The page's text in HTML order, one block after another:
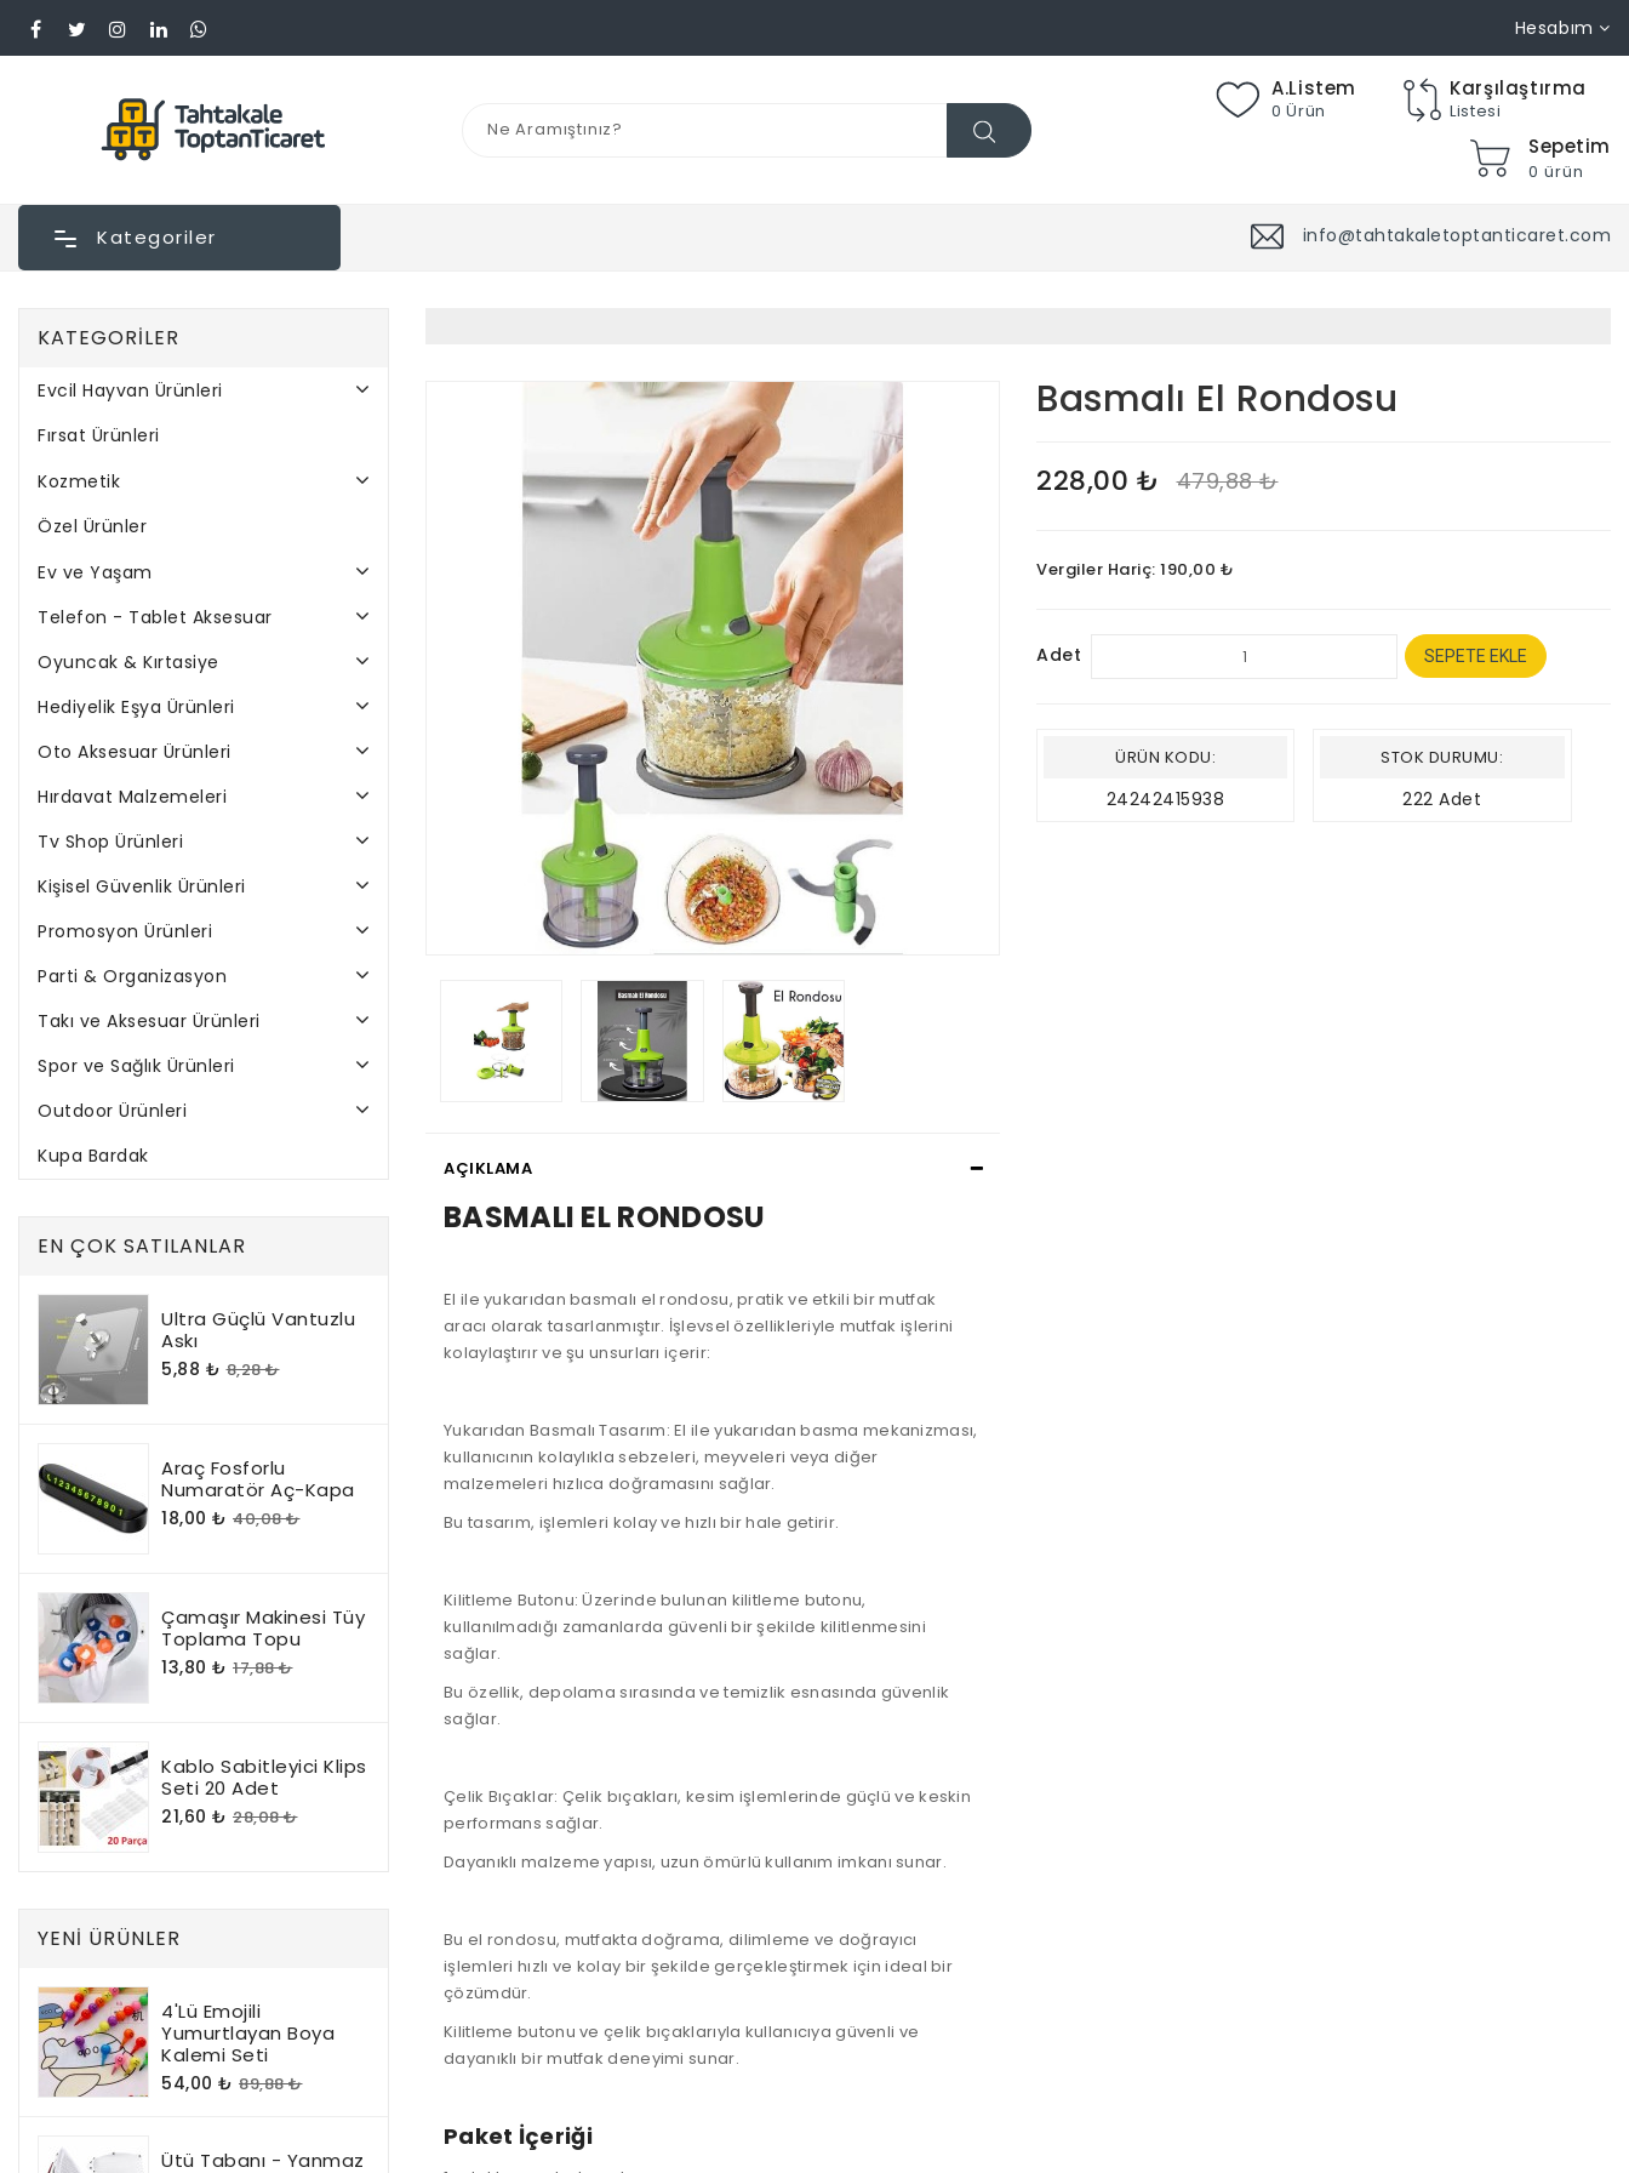
Hesabım
A.Listem
0 Ürün
Karşılaştırma
Listesi
Sepetim
0 ürün
Kategoriler info@tahtakaletoptanticaret.com
KATEGORILER
Evcil Hayvan Ürünleri
Fırsat Ürünleri
Kozmetik
Özel Ürünler
Ev ve Yaşam
Telefon - Tablet Aksesuar
Oyuncak & Kırtasiye
Hediyelik Eşya Ürünleri
Oto Aksesuar Ürünleri
Hırdavat Malzemeleri
Tv Shop Ürünleri
Kişisel Güvenlik Ürünleri
Promosyon Ürünleri
Parti & Organizasyon
Takı ve Aksesuar Ürünleri
Spor ve Sağlık Ürünleri
Outdoor Ürünleri
Kupa Bardak
EN ÇOK SATILANLAR
Ultra Güçlü Vantuzlu
Askı
5,88 ₺ 8,28 ₺
Araç Fosforlu
Numaratör Aç-Kapa
18,00 ₺ 40,08 ₺
Çamaşır Makinesi Tüy
Toplama Topu
13,80 ₺ 17,88 ₺
Kablo Sabitleyici Klips
Seti 20 Adet
21,60 ₺ 28,08 ₺
YENI ÜRÜNLER
4'lü Emojili
Yumurtlayan Boya
Kalemi Seti
54,00 ₺ 89,88 ₺
Ütü Tabanı - Yanmaz
AÇIKLAMA
BASMALI EL RONDOSU
El ile yukarıdan basmalı el rondosu, pratik ve etkili bir mutfak
aracı olarak tasarlanmıştır. İşlevsel özellikleriyle mutfak işlerini
kolaylaştırır ve şu unsurları içerir:
Yukarıdan Basmalı Tasarım: El ile yukarıdan basma mekanizması,
kullanıcının kolaylıkla sebzeleri, meyveleri veya diğer
malzemeleri hızlıca doğramasını sağlar.
Bu tasarım, işlemleri kolay ve hızlı bir hale getirir.
Kilitleme Butonu: Üzerinde bulunan kilitleme butonu,
kullanılmadığı zamanlarda güvenli bir şekilde kilitlenmesini
sağlar.
Bu özellik, depolama sırasında ve temizlik esnasında güvenlik
sağlar.
Çelik Bıçaklar: Çelik bıçakları, kesim işlemlerinde güçlü ve keskin
performans sağlar.
Dayanıklı malzeme yapısı, uzun ömürlü kullanım imkanı sunar.
Bu el rondosu, mutfakta doğrama, dilimleme ve doğrayıcı
işlemleri hızlı ve kolay bir şekilde gerçekleştirmek için ideal bir
çözümdür.
Kilitleme butonu ve çelik bıçaklarıyla kullanıcıya güvenli ve
dayanıklı bir mutfak deneyimi sunar.
Paket İçeriği
Basmalı El Rondosu
228,00 ₺ 479,88 ₺
Vergiler Hariç: 190,00 ₺
Adet SEPETE EKLE
ÜRÜN KODU:
24242415938
STOK DURUMU:
222 Adet